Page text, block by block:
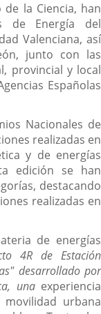
la Ciencia, han
de Energía del
Valenciana, así
junto con las
provincial y local
Españolas
Nacionales de
realizadas en
y de energías
edición se han
destacando
realizadas en
de energías
4R de Estación
desarrollado por
unaexperiencia
urbana